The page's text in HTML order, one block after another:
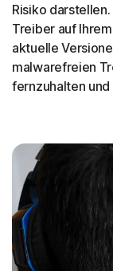
Risiko
Treiber auf
aktuelle
malwarefreien
fernzuhalten und